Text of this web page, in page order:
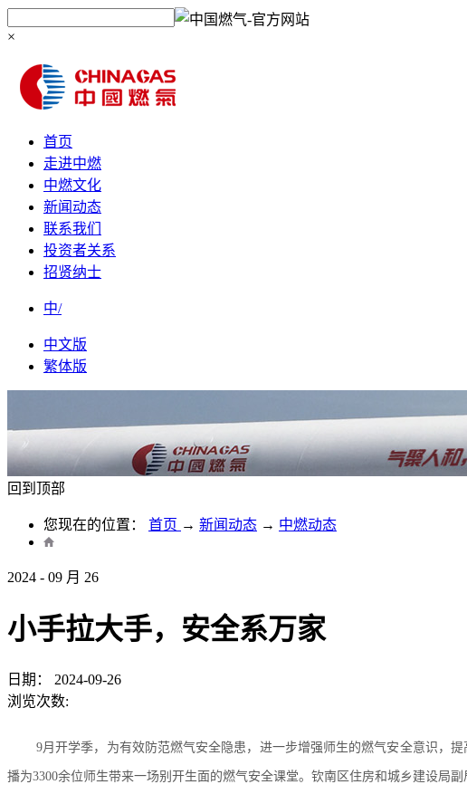
×
首页
走进中燃
中燃文化
新闻动态
联系我们
投资者关系
招贤纳士
中/
中文版
繁体版
回到顶部
您现在的位置： 首页 → 新闻动态 → 中燃动态
2024 - 09 月 26
小手拉大手，安全系万家
日期：
2024-09-26
浏览次数:
9月开学季，为有效防范燃气安全隐患，进一步增强师生的燃气安全意识，
播为3300余位师生带来一场别开生面的燃气安全课堂。钦南区住房和城乡建设局